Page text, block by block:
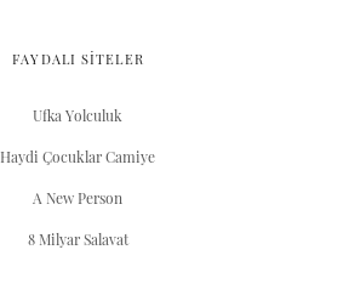
FAYDALI SİTELER
Ufka Yolculuk
Haydi Çocuklar Camiye
A New Person
8 Milyar Salavat